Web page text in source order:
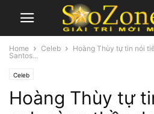
Home Celeb
Hoàng Thùy tự tin nói
Santos...
Celeb
Hoàng Thùy tự